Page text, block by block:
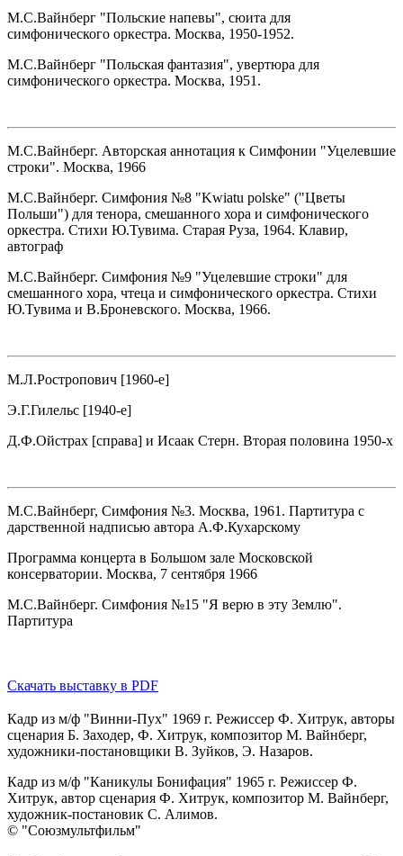
М.С.Вайнберг "Польские напевы", сюита для
симфонического оркестра. Москва, 1950-1952.
М.С.Вайнберг "Польская фантазия", увертюра для
симфонического оркестра. Москва, 1951.
М.С.Вайнберг. Авторская аннотация к Симфонии "Уцелевшие
строки". Москва, 1966
М.С.Вайнберг. Симфония №8 "Kwiatu polske" ("Цветы
Польши") для тенора, смешанного хора и симфонического
оркестра. Стихи Ю.Тувима. Старая Руза, 1964. Клавир,
автограф
М.С.Вайнберг. Симфония №9 "Уцелевшие строки" для
смешанного хора, чтеца и симфонического оркестра. Стихи
Ю.Тувима и В.Броневского. Москва, 1966.
М.Л.Ростропович [1960-е]
Э.Г.Гилельс [1940-е]
Д.Ф.Ойстрах [справа] и Исаак Стерн. Вторая половина 1950-х
М.С.Вайнберг, Симфония №3. Москва, 1961. Партитура с
дарственной надписью автора А.Ф.Кухарскому
Программа концерта в Большом зале Московской
консерватории. Москва, 7 сентября 1966
М.С.Вайнберг. Симфония №15 "Я верю в эту Землю".
Партитура
Скачать выставку в PDF
Кадр из м/ф "Винни-Пух" 1969 г. Режиссер Ф. Хитрук, авторы
сценария Б. Заходер, Ф. Хитрук, композитор М. Вайнберг,
художники-постановщики В. Зуйков, Э. Назаров.
Кадр из м/ф "Каникулы Бонифация" 1965 г. Режиссер Ф.
Хитрук, автор сценария Ф. Хитрук, композитор М. Вайнберг,
художник-постановик С. Алимов.
© "Союзмультфильм"